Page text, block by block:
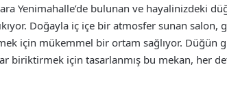
Yenimahalle’de bulunan ve hayalinizdeki
Doğayla iç içe bir atmosfer sunan salon,
için mükemmel bir ortam sağlıyor. Düğün
biriktirmek için tasarlanmış bu mekan, her